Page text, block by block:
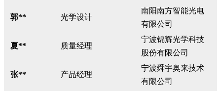
郭** 光学设计
南阳南方智能光电
有限公司
夏** 质量经理
宁波锦辉光学科技
股份有限公司
张** 产品经理
宁波舜宇奥来技术
有限公司